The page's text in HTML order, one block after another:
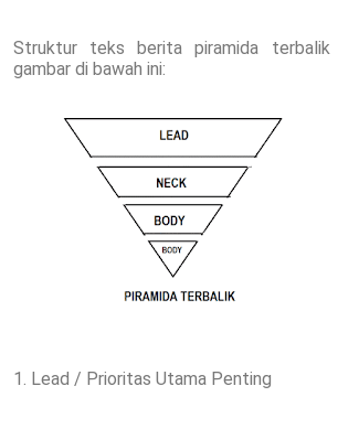
Struktur teks berita piramida
gambar di bawah ini:
1. Lead / Prioritas Utama Penting